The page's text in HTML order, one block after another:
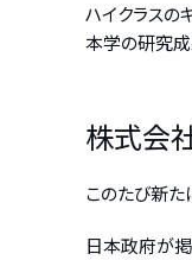
ハイクラスの
本学の研究成
株式会
このたび新
日本政府が掲